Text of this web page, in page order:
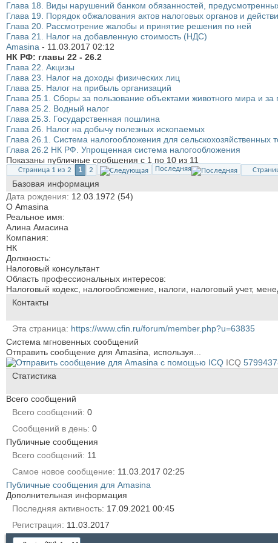
Глава 18. Виды нарушений банком обязанностей,
Глава 19. Порядок обжалования актов налоговых органов и
Глава 20. Рассмотрение жалобы и принятие решения по ней
Глава 21. Налог на добавленную стоимость (НДС)
Amasina - 11.03.2017 02:12
НК РФ: главы 22 - 26.2
Глава 22. Акцизы
Глава 23. Налог на доходы физических лиц
Глава 25. Налог на прибыль организаций
Глава 25.1. Сборы за пользование объектами животного мира и
Глава 25.2. Водный налог
Глава 25.3. Государственная пошлина
Глава 26. Налог на добычу полезных ископаемых
Глава 26.1. Система налогообложения для сельскохозяйственных
Глава 26.2 НК РФ. Упрощенная система налогообложения
Показаны публичные сообщения с 1 по 10 из 11
Страница 1 из 2 1 2 Последняя
Базовая информация
Дата рождения
12.03.1972 (54)
О Amasina
Реальное имя:
Алина Амасина
Компания:
НК
Должность:
Налоговый консультант
Область профессиональных интересов:
Налоговый кодекс, налогообложение, налоги, налоговый учет,
Контакты
Эта страница
https://www.cfin.ru/forum/member.php?u=63835
Система мгновенных сообщений
Отправить сообщение для Amasina, используя...
ICQ
Статистика
Всего сообщений
Всего сообщений 0
Сообщений в день 0
Публичные сообщения
Всего сообщений
11
Самое новое сообщение
11.03.2017 02:25
Публичные сообщения для Amasina
Дополнительная информация
Последняя активность 17.09.2021 00:45
Регистрация
11.03.2017